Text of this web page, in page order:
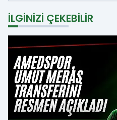
İLGINIZI ÇEKEBILIR